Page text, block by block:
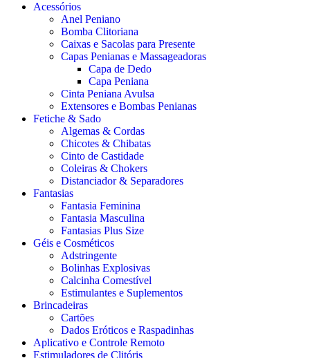
Acessórios
Anel Peniano
Bomba Clitoriana
Caixas e Sacolas para Presente
Capas Penianas e Massageadoras
Capa de Dedo
Capa Peniana
Cinta Peniana Avulsa
Extensores e Bombas Penianas
Fetiche & Sado
Algemas & Cordas
Chicotes & Chibatas
Cinto de Castidade
Coleiras & Chokers
Distanciador & Separadores
Fantasias
Fantasia Feminina
Fantasia Masculina
Fantasias Plus Size
Géis e Cosméticos
Adstringente
Bolinhas Explosivas
Calcinha Comestível
Estimulantes e Suplementos
Brincadeiras
Cartões
Dados Eróticos e Raspadinhas
Aplicativo e Controle Remoto
Estimuladores de Clitóris